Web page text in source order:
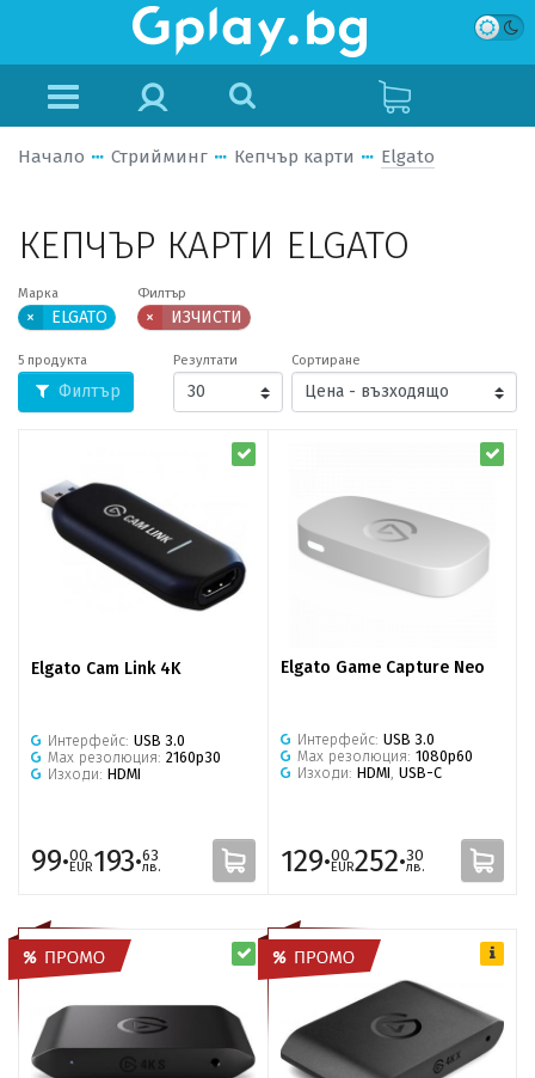
Начало Стрийминг Кепчър карти Elgato
КЕПЧЪР КАРТИ ELGATO
Марка
× ELGATO
Филтър
× ИЗЧИСТИ
5 продукта
Филтър
Резултати Сортиране
Elgato Cam Link 4K
Интерфейс: USB 3.0
Max резолюция: 2160p30
Изходи: HDMI
99·00
EUR193·63
лв.
Elgato Game Capture Neo
Интерфейс: USB 3.0
Max резолюция: 1080p60
Изходи: HDMI USB-C
129·00
EUR252·30
лв.